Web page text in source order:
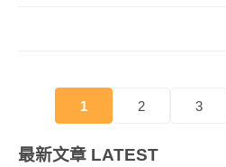
1 2 3
最新文章 LATEST